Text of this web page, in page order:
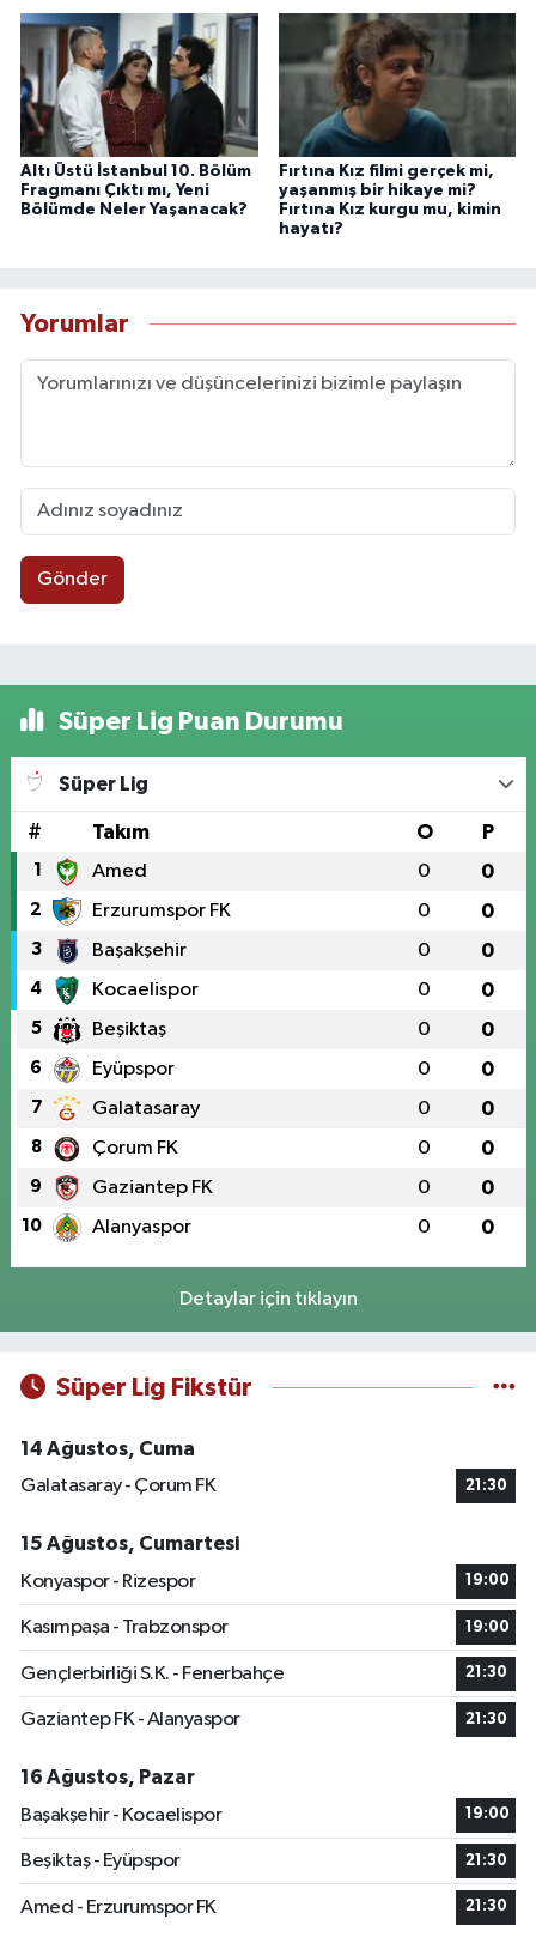
Altı Üstü İstanbul 10. Bölüm
Fragmanı Çıktı mı, Yeni
Bölümde Neler Yaşanacak?
Fırtına Kız filmi gerçek mi,
yaşanmış bir hikaye mi?
Fırtına Kız kurgu mu, kimin
hayatı?
Yorumlar
Gönder
Süper Lig Puan Durumu
Süper Lig
# Takım O P
1 Amed 0 0
2 Erzurumspor FK 0 0
3 Başakşehir 0 0
4 Kocaelispor 0 0
5 Beşiktaş 0 0
6 Eyüpspor 0 0
7 Galatasaray 0 0
8 Çorum FK 0 0
9 Gaziantep FK 0 0
10 Alanyaspor 0 0
Detaylar için tıklayın
Süper Lig Fikstür
14 Ağustos, Cuma
Galatasaray - Çorum FK
21:30
15 Ağustos, Cumartesi
Konyaspor - Rizespor
19:00
Kasımpaşa - Trabzonspor 19:00
Gençlerbirliği S.K. - Fenerbahçe 21:30
Gaziantep FK - Alanyaspor 21:30
16 Ağustos, Pazar
Başakşehir - Kocaelispor
19:00
Beşiktaş - Eyüpspor 21:30
Amed - Erzurumspor FK 21:30